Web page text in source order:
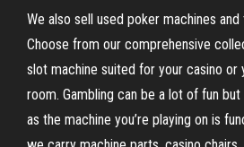
We also sell used poker machines
Choose from our comprehensive
slot machine suited for your casino or
room. Gambling can be a lot of fun but
as the machine you’re playing on is